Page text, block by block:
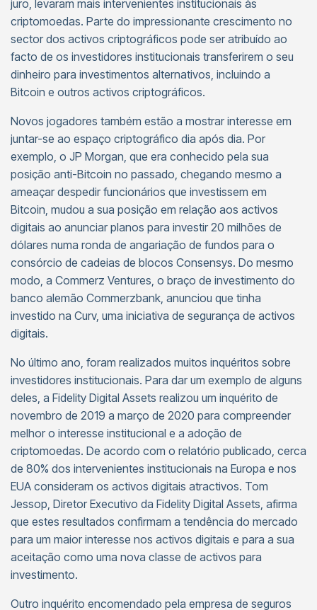
juro, levaram mais intervenientes institucionais às
criptomoedas. Parte do impressionante crescimento no
sector dos activos criptográficos pode ser atribuído ao
facto de os investidores institucionais transferirem o seu
dinheiro para investimentos alternativos, incluindo a
Bitcoin e outros activos criptográficos.
Novos jogadores também estão a mostrar interesse em
juntar-se ao espaço criptográfico dia após dia. Por
exemplo, o JP Morgan, que era conhecido pela sua
posição anti-Bitcoin no passado, chegando mesmo a
ameaçar despedir funcionários que investissem em
Bitcoin, mudou a sua posição em relação aos activos
digitais ao anunciar planos para investir 20 milhões de
dólares numa ronda de angariação de fundos para o
consórcio de cadeias de blocos Consensys. Do mesmo
modo, a Commerz Ventures, o braço de investimento do
banco alemão Commerzbank, anunciou que tinha
investido na Curv, uma iniciativa de segurança de activos
digitais.
No último ano, foram realizados muitos inquéritos sobre
investidores institucionais. Para dar um exemplo de alguns
deles, a Fidelity Digital Assets realizou um inquérito de
novembro de 2019 a março de 2020 para compreender
melhor o interesse institucional e a adoção de
criptomoedas. De acordo com o relatório publicado, cerca
de 80% dos intervenientes institucionais na Europa e nos
EUA consideram os activos digitais atractivos. Tom
Jessop, Diretor Executivo da Fidelity Digital Assets, afirma
que estes resultados confirmam a tendência do mercado
para um maior interesse nos activos digitais e para a sua
aceitação como uma nova classe de activos para
investimento.
Outro inquérito encomendado pela empresa de seguros